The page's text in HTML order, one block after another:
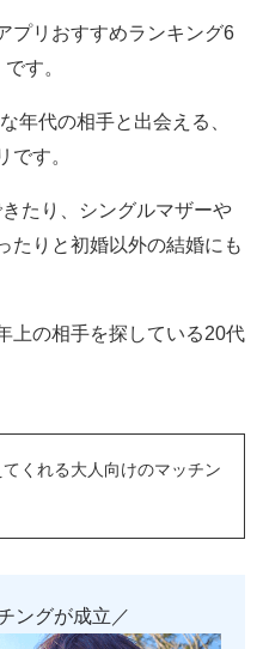
プリおすすめランキング6
です。
年代の相手と出会える、
です。
たり、シングルマザーや
たりと初婚以外の結婚にも
上の相手を探している20代
くれる大人向けのマッチン
ングが成立／